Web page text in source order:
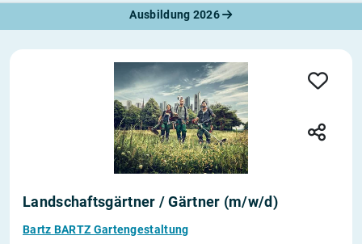
Ausbildung 2026
Landschaftsgärtner / Gärtner (m/w/d)
Bartz BARTZ Gartengestaltung